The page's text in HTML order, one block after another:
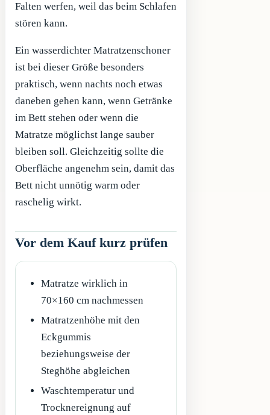
Falten werfen, weil das beim Schlafen
stören kann.
Ein wasserdichter Matratzenschoner
ist bei dieser Größe besonders
praktisch, wenn nachts noch etwas
daneben gehen kann, wenn Getränke
im Bett stehen oder wenn die
Matratze möglichst lange sauber
bleiben soll. Gleichzeitig sollte die
Oberfläche angenehm sein, damit das
Bett nicht unnötig warm oder
raschelig wirkt.
Vor dem Kauf kurz prüfen
Matratze wirklich in
70×160 cm nachmessen
Matratzenhöhe mit den
Eckgummis
beziehungsweise der
Steghöhe abgleichen
Waschtemperatur und
Trocknereignung auf